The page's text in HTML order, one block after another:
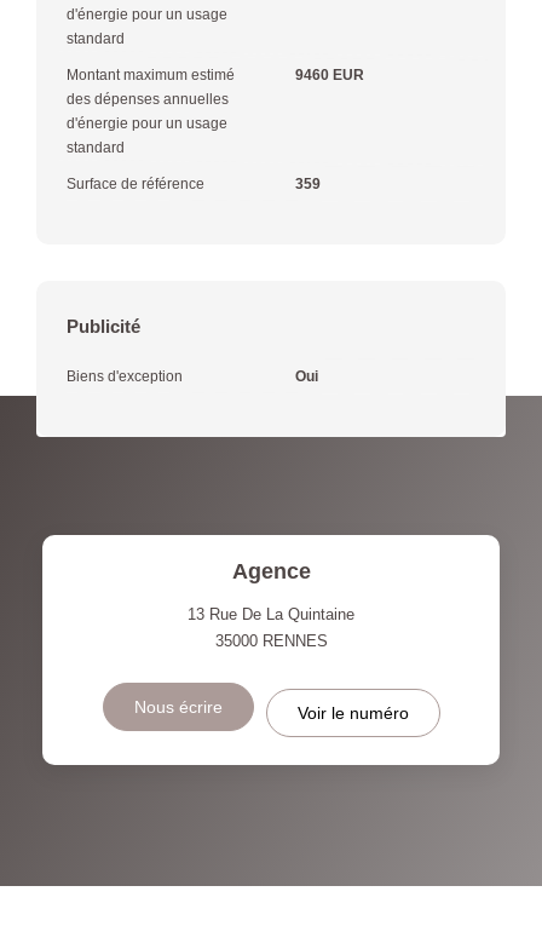
d'énergie pour un usage
standard
Montant maximum estimé
des dépenses annuelles
d'énergie pour un usage
standard
9460 EUR
Surface de référence 359
Publicité
Biens d'exception Oui
Agence
13 Rue De La Quintaine
35000 RENNES
Nous écrire Voir le numéro